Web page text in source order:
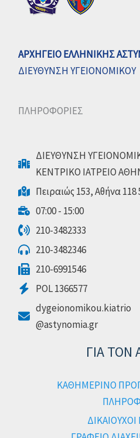
Αστυνομικές
ΑΡΧΗΓΕΙΟ ΕΛΛΗΝΙΚΗΣ
ΔΙΕΥΘΥΝΣΗ ΥΓΕΙΟΝΟΜΙΚΟΥ
ΠΛΗΡΟΦΟΡΙΕΣ
ΔΙΕΥΘΥΝΣΗ
ΚΕΝΤΡΙΚΟ ΙΑΤΡΕΙΟ
Πειραιώς 153, Αθήνα 118
07:00 - 15:00
210-3482333
210-3482346
210-6991546
POL 1366577
dygeionomikou.kiatrio
@astynomia.gr
ΓΙΑ ΤΟΝ
ΚΑΘΗΜΕΡΙΝΟ